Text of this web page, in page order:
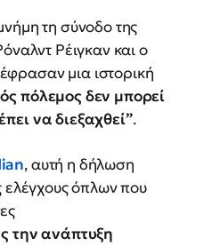
τη σύνοδο της
Ρέιγκαν και ο
μια ιστορική
πόλεμος δεν μπορεί
να διεξαχθεί”.
, αυτή η δήλωση
ελέγχους όπλων που
την ανάπτυξη